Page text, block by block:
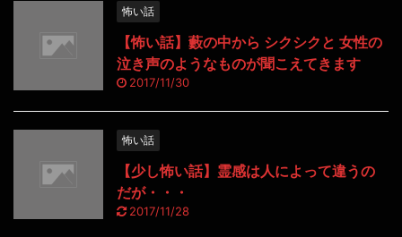
怖い話
【怖い話】藪の中から シクシクと 女性の
泣き声のようなものが聞こえてきます
2017/11/30
怖い話
【少し怖い話】霊感は人によって違うの
だが・・・
2017/11/28